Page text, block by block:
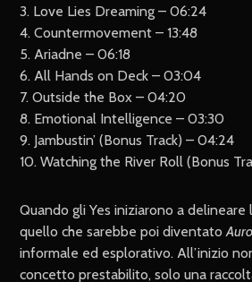
3. Love Lies Dreaming – 06:24
4. Countermovement – 13:48
5. Ariadne – 06:18
6. All Hands on Deck – 03:04
7. Outside the Box – 04:20
8. Emotional Intelligence – 03:30
9. Jambustin’ (Bonus Track) – 04:24
10. Watching the River Roll (Bonus
Quando gli Yes iniziarono a
quello che sarebbe poi diventato
informale ed esplorativo. All’inizio
concetto prestabilito, solo una